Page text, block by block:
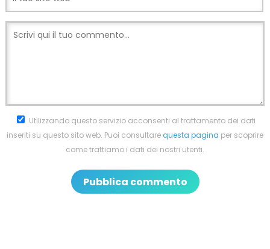
Utilizzando questo servizio acconsenti al trattamento dei dati
inseriti su questo sito web. Puoi consultarequesta pagina per scoprire
come trattiamo i dati dei nostri utenti.